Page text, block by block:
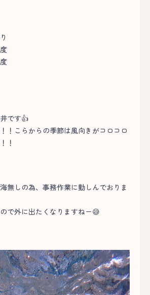
です👍
！こらからの季節は風向きがコロコロ
！
無しの為、事務作業に勤しんでおりま
で外に出たくなりますねー😅